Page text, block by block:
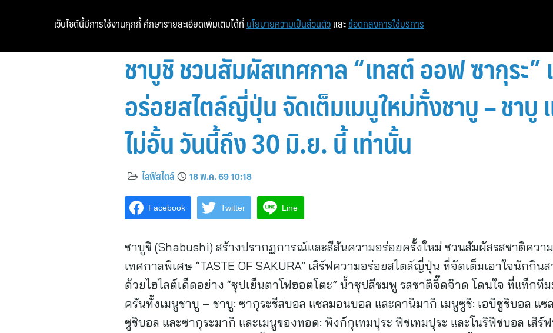
หน้าแรก ท่องเที่ยว
ชาบูชิ ชวนสัมผัสเทศกาล “เทสต์ ออฟ ซากุระ”
อร่อยสไตล์ญี่ปุ่น จัดเต็มเมนูใหม่ทั้งชาบู – ชาบู
ไม่อั้น วันนี้ถึง 30 มิ.ย. นี้ เท่านั้น
ไลฟ์สไตล์ 18 พ.ค. 69 10:18
Facebook Twitter Line
ชาบูชิ (Shabushi) สร้างปรากฏการณ์และสีสันความอร่อยครั้งใหม่ ชวนสัมผัสรสชาติควา
เทศกาลพิเศษ “TASTE OF SAKURA” เสิร์ฟความอร่อยสไตล์ญี่ปุ่น ที่จัดเต็มเอาใจนักกิน
ด้วยไฮไลต์เด็ดอย่าง “ซุปเย็นตาโฟฮอตโตะ” น้ำซุปสีชมพู รสชาติจี๊ดจ๊าด โดนใจ ที่แท็กที
ครันทั้งเมนูชาบู – ชาบู: ซากุระชีสบอล แซลมอนบอล และคานิมากิ เมนูซูชิ: เอบิซูชิบอล แ
ซูชิบอล และซากุระมากิ และเมนูของทอด: พิงก์กุเทมปุระ ฟิชเทมปุระ และโนริฟิชบอล เสิร์
เว็บไซต์นี้มีการใช้งานคุกกี้ ศึกษารายละเอียดเพิ่มเติมได้ที่ นโยบายความเป็นส่วนตัว และ ข้อตกลงการใช้บริการ